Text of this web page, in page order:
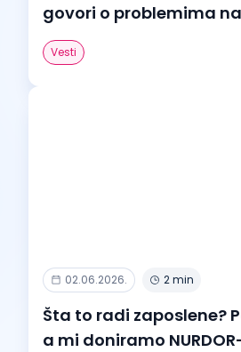
govori o problemima
Vesti
02.06.2026. 2 min
Šta to radi zaposlene?
a mi doniramo